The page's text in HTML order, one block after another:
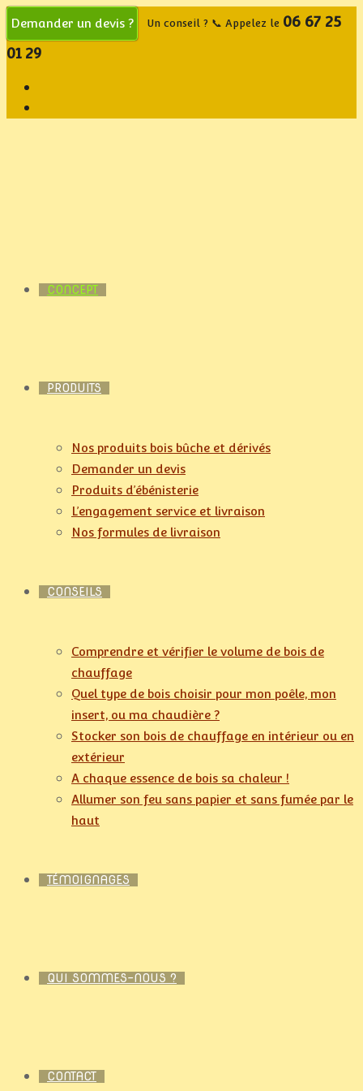
Demander un devis ? Un conseil ? 📞 Appelez le 06 67 25
01 29
CONCEPT
PRODUITS
Nos produits bois bûche et dérivés
Demander un devis
Produits d’ébénisterie
L’engagement service et livraison
Nos formules de livraison
CONSEILS
Comprendre et vérifier le volume de bois de
chauffage
Quel type de bois choisir pour mon poêle, mon
insert, ou ma chaudière ?
Stocker son bois de chauffage en intérieur ou en
extérieur
A chaque essence de bois sa chaleur !
Allumer son feu sans papier et sans fumée par le
haut
TÉMOIGNAGES
QUI SOMMES-NOUS ?
CONTACT